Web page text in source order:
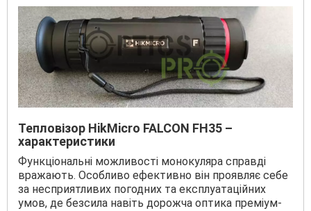
Тепловізор HikMicro FALCON FH35 –
характеристики
Функціональні можливості монокуляра справді
вражають. Особливо ефективно він проявляє себе
за несприятливих погодних та експлуатаційних
умов, де безсила навіть дорожча оптика преміум-